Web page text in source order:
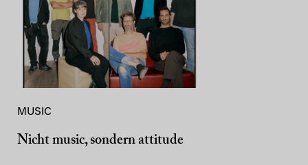
MUSIC
Nicht music, sondern attitude